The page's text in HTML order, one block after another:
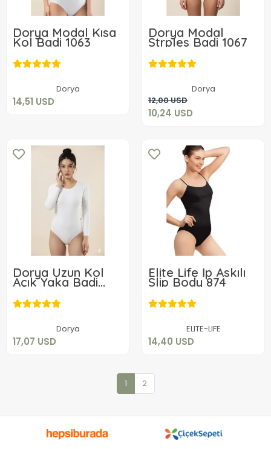
Dorya Modal Kısa
Kol Badi 1063
Dorya
14,51 USD
14,51 USD
Dorya Modal
Strples Badi 1067
Dorya
12,00 USD
10,24 USD
10,24 USD
Sepete Ekle
Dorya Uzun Kol
Açık Yaka Badi
1064
Dorya
17,07 USD
17,07 USD
Elite Life İp Askılı
Slip Body 874
ELITE-LIFE
14,40 USD
14,40 USD
1 2